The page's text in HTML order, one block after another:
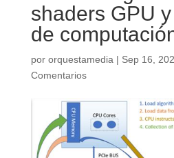
shaders GPU
de
por orquestamedia | Sep 16,
Comentarios